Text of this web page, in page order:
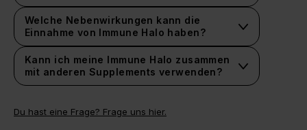
Welche Nebenwirkungen kann die
Einnahme von Immune Halo haben?
Kann ich meine Immune Halo zusammen
mit anderen Supplements verwenden?
Du hast eine Frage? Frage uns hier.